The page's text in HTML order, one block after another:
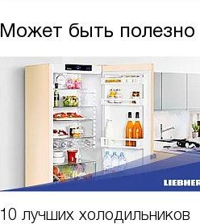
Может быть полезно
10 лучших холодильников